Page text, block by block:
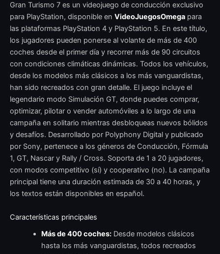
Gran Turismo 7 es un videojuego de conducción exclusivo
para PlayStation, disponible en VideoJuegosOmega para
las plataformas PlayStation 4 y PlayStation 5. En este título,
los jugadores pueden ponerse al volante de más de 400
coches desde el primer día y recorrer más de 90 circuitos
con condiciones climáticas dinámicas. Todos los vehículos,
desde los modelos más clásicos a los más vanguardistas,
han sido recreados con gran detalle. El juego incluye el
legendario modo Simulación GT, donde puedes comprar,
optimizar, pilotar o vender automóviles a lo largo de una
campaña en solitario mientras desbloqueas nuevos bólidos
y desafíos. Desarrollado por Polyphony Digital y publicado
por Sony, pertenece a los géneros de Conducción, Fórmula
1, GT, Nascar y Rally / Cross. Soporta de 1 a 20 jugadores,
con modos competitivo (sí) y cooperativo (no). La campaña
principal tiene una duración estimada de 30 a 40 horas, y
los textos están disponibles en español.
Características principales
Más de 400 coches:Desde modelos clásicos
hasta los más vanguardistas, todos recreados